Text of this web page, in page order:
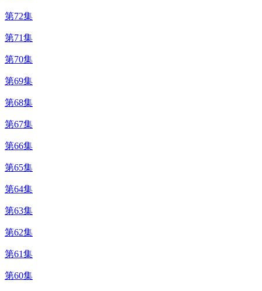
第72集
第71集
第70集
第69集
第68集
第67集
第66集
第65集
第64集
第63集
第62集
第61集
第60集